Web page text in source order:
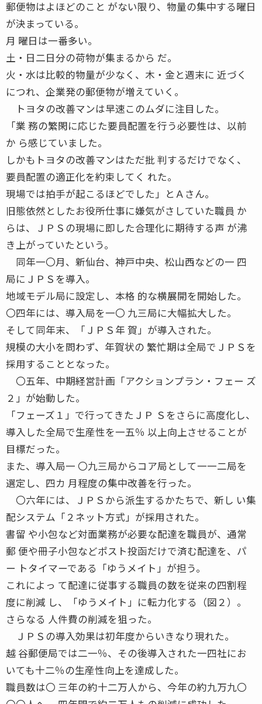
郵便物はよほどのこと がない限り、物量の集中する曜日
が決まっている。
月 曜日は一番多い。
土・日二日分の荷物が集まるから だ。
火・水は比較的物量が少なく、木・金と週末に 近づく
につれ、企業発の郵便物が増えていく。
トヨタの改善マンは早速このムダに注目した。
「業 務の繁閑に応じた要員配置を行う必要性は、以前
か ら感じていました。
しかもトヨタの改善マンはただ批 判するだけでなく、
要員配置の適正化を約束してく れた。
現場では拍手が起こるほどでした」とＡさん。
旧態依然としたお役所仕事に嫌気がさしていた職員 か
らは、ＪＰＳの現場に即した合理化に期待する声 が沸
き上がっていたという。
同年一〇月、新仙台、神戸中央、松山西などの一 四
局にＪＰＳを導入。
地域モデル局に設定し、本格 的な横展開を開始した。
〇四年には、導入局を一〇 九三局に大幅拡大した。
そして同年末、「ＪＰＳ年 賀」が導入された。
規模の大小を問わず、年賀状の 繁忙期は全局でＪＰＳを
採用することとなった。
〇五年、中期経営計画「アクションプラン・フェー ズ
２」が始動した。
「フェーズ１」で行ってきたＪＰ Ｓをさらに高度化し、
導入した全局で生産性を一五％ 以上向上させることが
目標だった。
また、導入局一 〇九三局からコア局として一一二局を
選定し、四カ 月程度の集中改善を行った。
〇六年には、ＪＰＳから派生するかたちで、新し い集
配システム「２ネット方式」が採用された。
書留 や小包など対面業務が必要な配達を職員が、通常
郵 便や冊子小包などポスト投函だけで済む配達を、パ
ー トタイマーである「ゆうメイト」が担う。
これによっ て配達に従事する職員の数を従来の四割程
度に削減 し、「ゆうメイト」に転力化する（図２）。
さらなる 人件費の削減を狙った。
ＪＰＳの導入効果は初年度からいきなり現れた。
越 谷郵便局では二一％、その後導入された一四社にお
いても十二％の生産性向上を達成した。
職員数は〇 三年の約十二万人から、今年の約九万九〇